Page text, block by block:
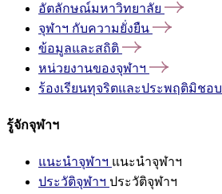
อัตลักษณ์มหาวิทยาลัย
จุฬาฯ กับความยั่งยืน
ข้อมูลและสถิติ
หน่วยงานของจุฬาฯ
ร้องเรียนทุจริตและประพฤติมิชอบ
รู้จักจุฬาฯ
แนะนำจุฬาฯ แนะนำจุฬาฯ
ประวัติจุฬาฯ ประวัติจุฬาฯ